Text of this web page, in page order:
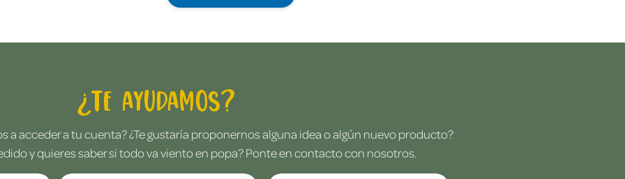
¿Te ayudamos?
a acceder a tu cuenta? ¿Te gustaría proponernos alguna idea o algún nuevo producto?
y quieres saber si todo va viento en popa? Ponte en contacto con nosotros.